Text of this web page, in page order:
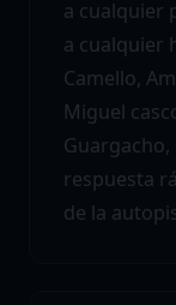
a cualquier
a cualquier
Camello,
Miguel
Guargacho,
respuesta
de la